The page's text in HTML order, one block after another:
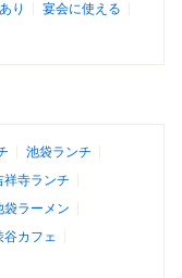
り
宴会に使える
池袋ランチ
祥寺ランチ
袋ラーメン
谷カフェ